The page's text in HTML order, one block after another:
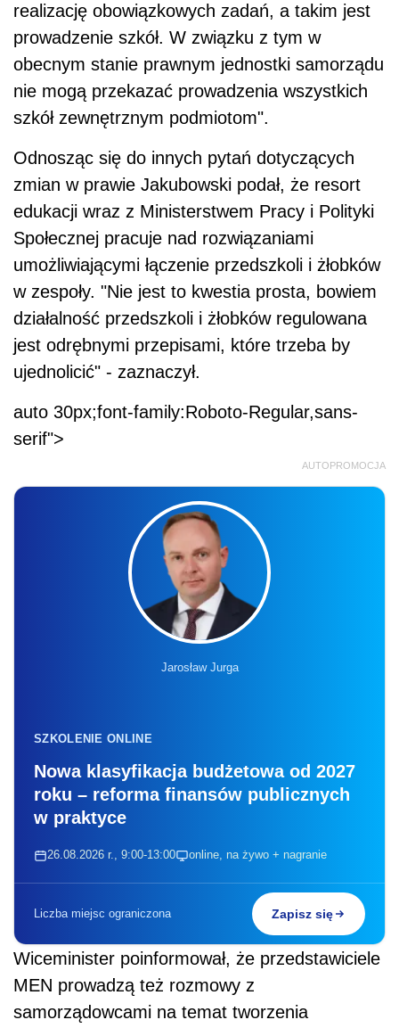
realizację obowiązkowych zadań, a takim jest
prowadzenie szkół. W związku z tym w
obecnym stanie prawnym jednostki samorządu
nie mogą przekazać prowadzenia wszystkich
szkół zewnętrznym podmiotom".
Odnosząc się do innych pytań dotyczących
zmian w prawie Jakubowski podał, że resort
edukacji wraz z Ministerstwem Pracy i Polityki
Społecznej pracuje nad rozwiązaniami
umożliwiającymi łączenie przedszkoli i żłobków
w zespoły. "Nie jest to kwestia prosta, bowiem
działalność przedszkoli i żłobków regulowana
jest odrębnymi przepisami, które trzeba by
ujednolicić" - zaznaczył.
auto 30px;font-family:Roboto-Regular,sans-
serif">
AUTOPROMOCJA
Jarosław Jurga
SZKOLENIE ONLINE
Nowa klasyfikacja budżetowa od 2027
roku – reforma finansów publicznych
w praktyce
26.08.2026 r., 9:00-13:00 online, na żywo + nagranie
Liczba miejsc ograniczona Zapisz się
Wiceminister poinformował, że przedstawiciele
MEN prowadzą też rozmowy z
samorządowcami na temat tworzenia